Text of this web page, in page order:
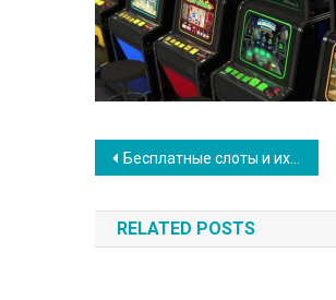
Навигация
по
записям
Бесплатные слоты и их возможности
RELATED POSTS